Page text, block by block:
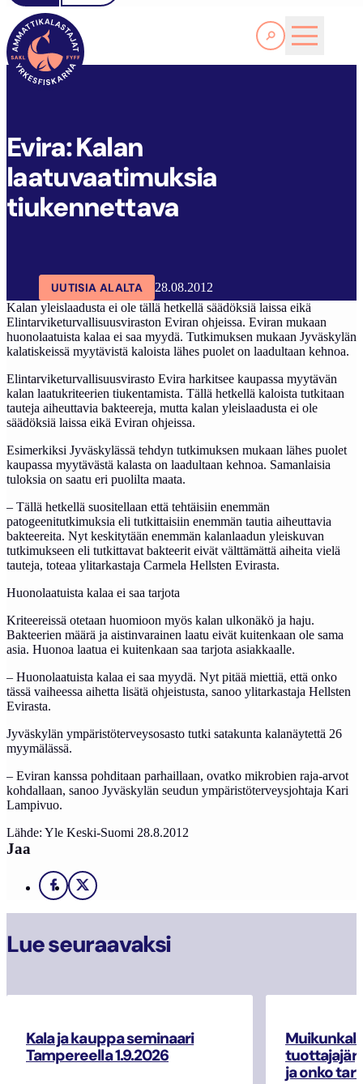
Lue lisää
SAKL
Evira: Kalan
laatuvaatimuksia
tiukennettava
UUTISIA ALALTA
28.08.2012
Kalan yleislaadusta ei ole tällä hetkellä säädöksiä laissa eikä
Elintarviketurvallisuusviraston Eviran ohjeissa. Eviran mukaan
huonolaatuista kalaa ei saa myydä. Tutkimuksen mukaan Jyväskylän
kalatiskeissä myytävistä kaloista lähes puolet on laadultaan kehnoa.
Elintarviketurvallisuusvirasto Evira harkitsee kaupassa myytävän
kalan laatukriteerien tiukentamista. Tällä hetkellä kaloista tutkitaan
tauteja aiheuttavia bakteereja, mutta kalan yleislaadusta ei ole
säädöksiä laissa eikä Eviran ohjeissa.
Esimerkiksi Jyväskylässä tehdyn tutkimuksen mukaan lähes puolet
kaupassa myytävästä kalasta on laadultaan kehnoa. Samanlaisia
tuloksia on saatu eri puolilta maata.
– Tällä hetkellä suositellaan että tehtäisiin enemmän
patogeenitutkimuksia eli tutkittaisiin enemmän tautia aiheuttavia
bakteereita. Nyt keskitytään enemmän kalanlaadun yleiskuvan
tutkimukseen eli tutkittavat bakteerit eivät välttämättä aiheita vielä
tauteja, toteaa ylitarkastaja Carmela Hellsten Evirasta.
Huonolaatuista kalaa ei saa tarjota
Kriteereissä otetaan huomioon myös kalan ulkonäkö ja haju.
Bakteerien määrä ja aistinvarainen laatu eivät kuitenkaan ole sama
asia. Huonoa laatua ei kuitenkaan saa tarjota asiakkaalle.
– Huonolaatuista kalaa ei saa myydä. Nyt pitää miettiä, että onko
tässä vaiheessa aihetta lisätä ohjeistusta, sanoo ylitarkastaja Hellsten
Evirasta.
Jyväskylän ympäristöterveysosasto tutki satakunta kalanäytettä 26
myymälässä.
– Eviran kanssa pohditaan parhaillaan, ovatko mikrobien raja-arvot
kohdallaan, sanoo Jyväskylän seudun ympäristöterveysjohtaja Kari
Lampivuo.
Lähde: Yle Keski-Suomi 28.8.2012
Jaa
Facebook
X
Lue seuraavaksi
Kala ja kauppa seminaari
Tampereella 1.9.2026
ja onko